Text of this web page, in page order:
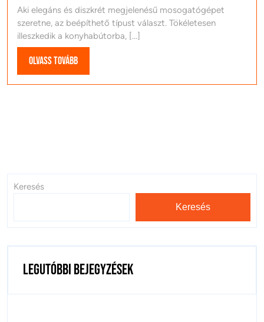
Aki elegáns és diszkrét megjelenésű mosogatógépet
szeretne, az beépíthető típust választ. Tökéletesen
illeszkedik a konyhabútorba, [...]
Olvass továbbOlvass
tovább
Keresés
Keresés
Legutóbbi bejegyzések